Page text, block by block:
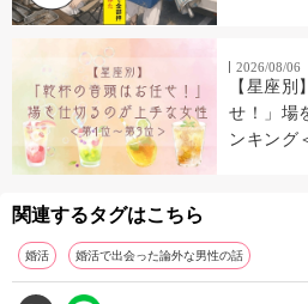
2026/08/06
【星座
せ！」場
ンキング
関連するタグはこちら
婚活 婚活で出会った論外な男性の話